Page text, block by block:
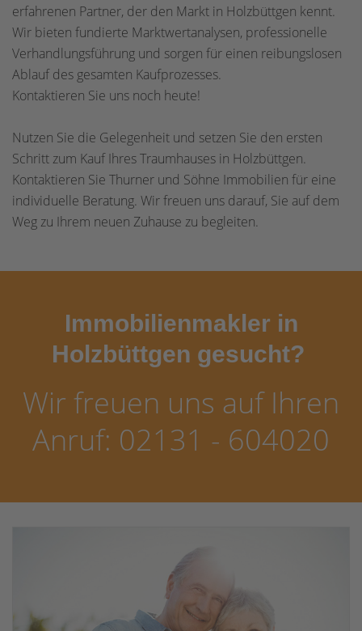
erfahrenen Partner, der den Markt in Holzbüttgen kennt.
Wir bieten fundierte Marktwertanalysen, professionelle
Verhandlungsführung und sorgen für einen reibungslosen
Ablauf des gesamten Kaufprozesses.
Kontaktieren Sie uns noch heute!
Nutzen Sie die Gelegenheit und setzen Sie den ersten
Schritt zum Kauf Ihres Traumhauses in Holzbüttgen.
Kontaktieren Sie Thurner und Söhne Immobilien für eine
individuelle Beratung. Wir freuen uns darauf, Sie auf dem
Weg zu Ihrem neuen Zuhause zu begleiten.
Immobilienmakler in
Holzbüttgen gesucht?
Wir freuen uns auf Ihren
Anruf: 02131 - 604020